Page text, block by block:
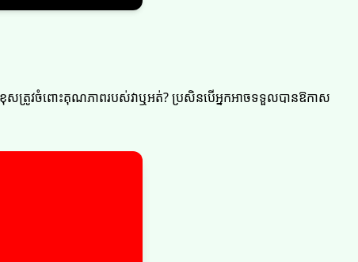
លខុសត្រូវចំពោះគុណភាពរបស់វាឬអត់? ប្រសិនបើអ្នកអាចទទួលបានឱកាស